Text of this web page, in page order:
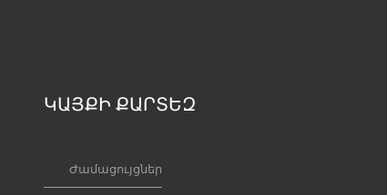
ԿԱՅՔԻ ՔԱՐՏԵԶ
Ժամացույցներ